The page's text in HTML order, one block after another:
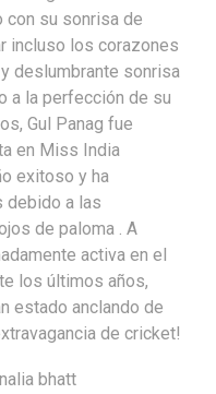
con su sonrisa de
incluso los corazones
deslumbrante sonrisa
a la perfección de su
Gul Panag fue
en Miss India
exitoso y ha
debido a las
de paloma . A
activa en el
los últimos años,
estado anclando de
de cricket!
bhatt